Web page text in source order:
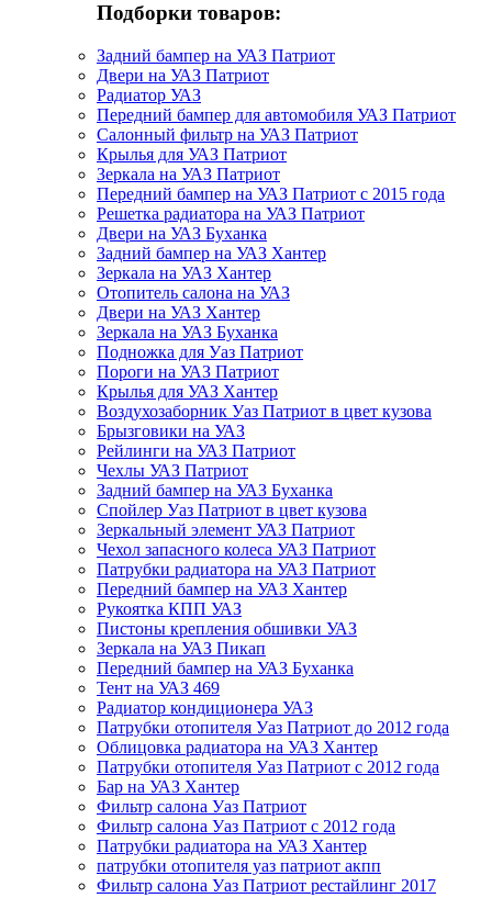
Подборки товаров:
Задний бампер на УАЗ Патриот
Двери на УАЗ Патриот
Радиатор УАЗ
Передний бампер для автомобиля УАЗ Патриот
Салонный фильтр на УАЗ Патриот
Крылья для УАЗ Патриот
Зеркала на УАЗ Патриот
Передний бампер на УАЗ Патриот с 2015 года
Решетка радиатора на УАЗ Патриот
Двери на УАЗ Буханка
Задний бампер на УАЗ Хантер
Зеркала на УАЗ Хантер
Отопитель салона на УАЗ
Двери на УАЗ Хантер
Зеркала на УАЗ Буханка
Подножка для Уаз Патриот
Пороги на УАЗ Патриот
Крылья для УАЗ Хантер
Воздухозаборник Уаз Патриот в цвет кузова
Брызговики на УАЗ
Рейлинги на УАЗ Патриот
Чехлы УАЗ Патриот
Задний бампер на УАЗ Буханка
Спойлер Уаз Патриот в цвет кузова
Зеркальный элемент УАЗ Патриот
Чехол запасного колеса УАЗ Патриот
Патрубки радиатора на УАЗ Патриот
Передний бампер на УАЗ Хантер
Рукоятка КПП УАЗ
Пистоны крепления обшивки УАЗ
Зеркала на УАЗ Пикап
Передний бампер на УАЗ Буханка
Тент на УАЗ 469
Радиатор кондиционера УАЗ
Патрубки отопителя Уаз Патриот до 2012 года
Облицовка радиатора на УАЗ Хантер
Патрубки отопителя Уаз Патриот с 2012 года
Бар на УАЗ Хантер
Фильтр салона Уаз Патриот
Фильтр салона Уаз Патриот с 2012 года
Патрубки радиатора на УАЗ Хантер
патрубки отопителя уаз патриот акпп
Фильтр салона Уаз Патриот рестайлинг 2017